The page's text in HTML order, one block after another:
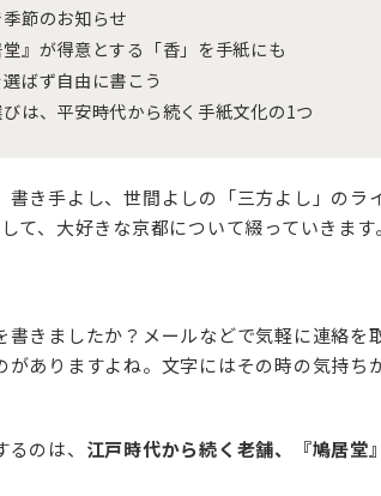
節のお知らせ
堂』が得意とする「香」を手紙にも
ばず自由に書こう
は、平安時代から続く手紙文化の1つ
書き手よし、世間よしの「三方よし」の
て、大好きな京都について綴っていきます。
書きましたか？メールなどで気軽に連絡
がありますよね。文字にはその時の気持
のは、 江戸時代から続く老舗、『鳩居堂』